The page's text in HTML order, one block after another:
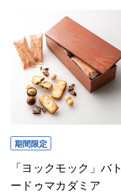
期間限定
「ヨックモック」バト
ードゥマカダミア